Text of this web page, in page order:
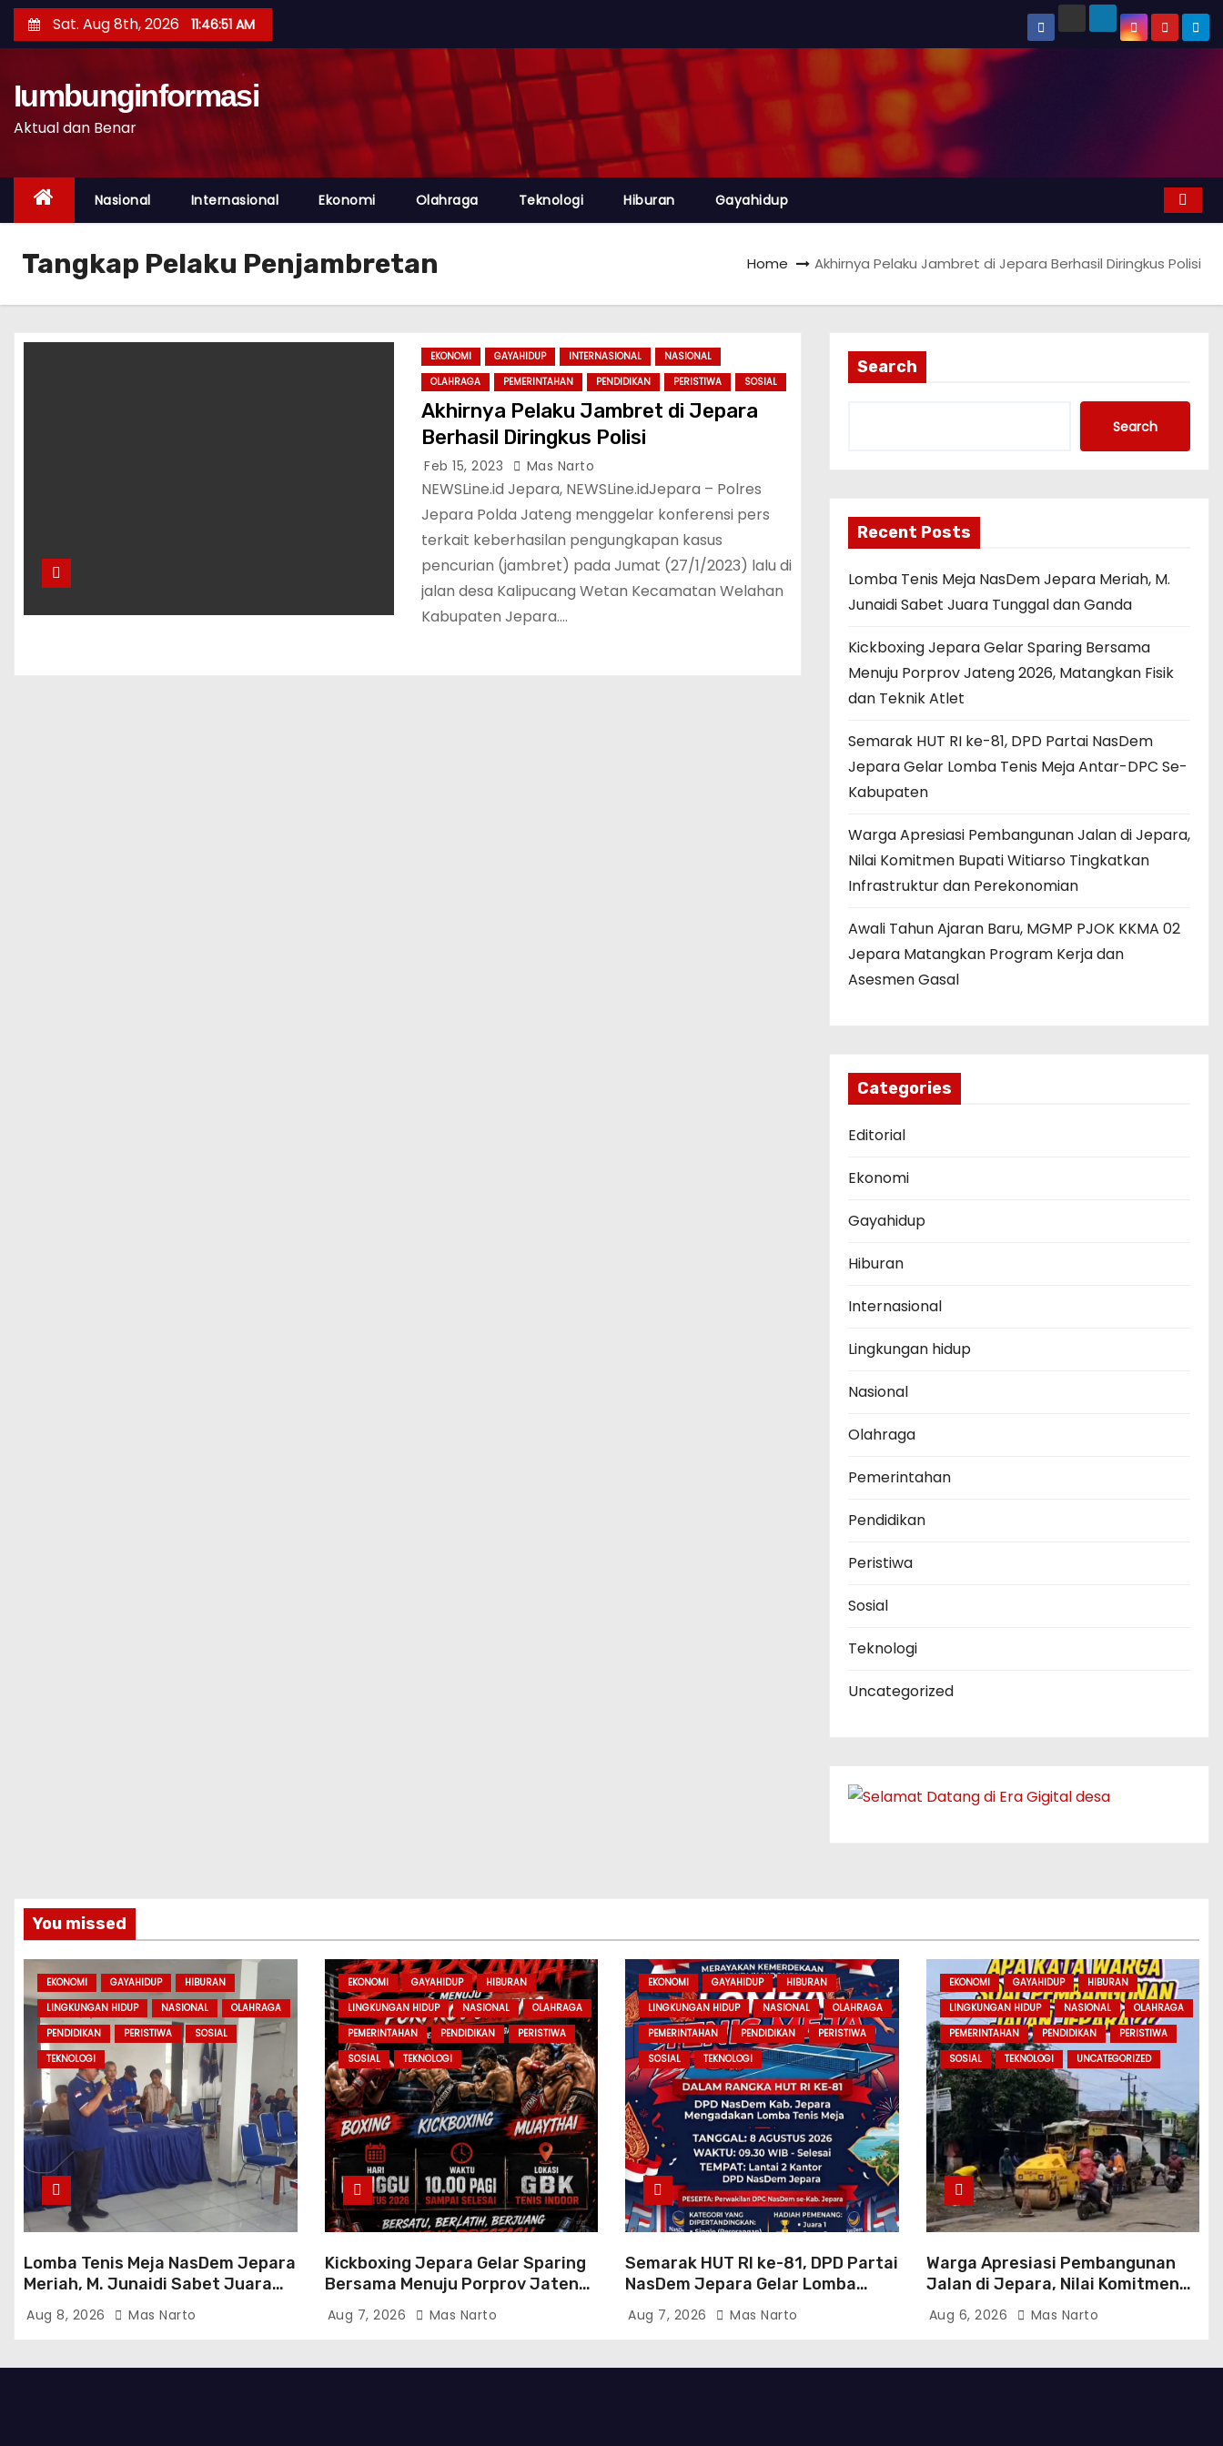
Sat. Aug 8th, 2026 11:46:51 AM
Iumbunginformasi
Aktual dan Benar
Nasional Internasional Ekonomi Olahraga Teknologi Hiburan Gayahidup
Tangkap Pelaku Penjambretan Home Akhirnya Pelaku Jambret di Jepara Berhasil Diringkus Polisi
EKONOMI GAYAHIDUP INTERNASIONAL
NASIONAL
OLAHRAGA
PEMERINTAHAN PENDIDIKAN PERISTIWA SOSIAL
Akhirnya Pelaku Jambret di Jepara
Berhasil Diringkus Polisi
Feb 15, 2023 Mas Narto
NEWSLine.id Jepara, NEWSLine.idJepara – Polres
Jepara Polda Jateng menggelar konferensi pers
terkait keberhasilan pengungkapan kasus
pencurian (jambret) pada Jumat (27/1/2023) lalu di
jalan desa Kalipucang Wetan Kecamatan Welahan
Kabupaten Jepara.…
Search
Search
Recent Posts
Lomba Tenis Meja NasDem Jepara Meriah, M.
Junaidi Sabet Juara Tunggal dan Ganda
Kickboxing Jepara Gelar Sparing Bersama
Menuju Porprov Jateng 2026, Matangkan Fisik
dan Teknik Atlet
Semarak HUT RI ke-81, DPD Partai NasDem
Jepara Gelar Lomba Tenis Meja Antar-DPC Se-
Kabupaten
Warga Apresiasi Pembangunan Jalan di Jepara,
Nilai Komitmen Bupati Witiarso Tingkatkan
Infrastruktur dan Perekonomian
Awali Tahun Ajaran Baru, MGMP PJOK KKMA 02
Jepara Matangkan Program Kerja dan
Asesmen Gasal
Categories
Editorial
Ekonomi
Gayahidup
Hiburan
Internasional
Lingkungan hidup
Nasional
Olahraga
Pemerintahan
Pendidikan
Peristiwa
Sosial
Teknologi
Uncategorized
You missed
EKONOMI GAYAHIDUP
HIBURAN
LINGKUNGAN HIDUP
NASIONAL
OLAHRAGA
PENDIDIKAN
PERISTIWA
SOSIAL
TEKNOLOGI
Lomba Tenis Meja NasDem Jepara
Meriah, M. Junaidi Sabet Juara
Tunggal dan Ganda
Aug 8, 2026 Mas Narto
EKONOMI GAYAHIDUP
HIBURAN
LINGKUNGAN HIDUP
NASIONAL
OLAHRAGA
PEMERINTAHAN
PENDIDIKAN
PERISTIWA
SOSIAL
TEKNOLOGI
Kickboxing Jepara Gelar Sparing
Bersama Menuju Porprov Jateng
2026, Matangkan Fisik dan Teknik
Atlet
Aug 7, 2026 Mas Narto
EKONOMI GAYAHIDUP
HIBURAN
LINGKUNGAN HIDUP
NASIONAL
OLAHRAGA
PEMERINTAHAN
PENDIDIKAN
PERISTIWA
SOSIAL
TEKNOLOGI
Semarak HUT RI ke-81, DPD Partai
NasDem Jepara Gelar Lomba
Tenis Meja Antar-DPC Se-
Kabupaten
Aug 7, 2026 Mas Narto
EKONOMI GAYAHIDUP
HIBURAN
LINGKUNGAN HIDUP
NASIONAL
OLAHRAGA
PEMERINTAHAN
PENDIDIKAN
PERISTIWA
SOSIAL
TEKNOLOGI UNCATEGORIZED
Warga Apresiasi Pembangunan
Jalan di Jepara, Nilai Komitmen
Bupati Witiarso Tingkatkan
Infrastruktur dan Perekonomian
Aug 6, 2026 Mas Narto